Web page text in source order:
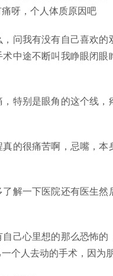
呀，个人体质原因吧
我有没有自己喜欢的
中途不断叫我睁眼闭
别是眼角的这个线，
很痛苦啊，忌嘴，本
一下医院还有医生然
心里想的那么恐怖的
个人去动的手术，因为